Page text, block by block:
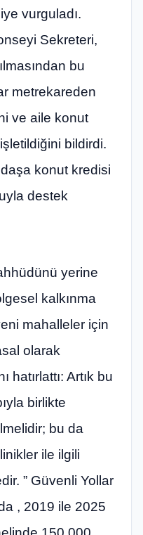
vurguladı.
Sekreteri,
bu
metrekareden
ve aile konut
bildirdi.
konut kredisi
destek
yerine
kalkınma
mahalleler için
olarak
hatırlattı: Artık bu
birlikte
bu da
ile ilgili
” Güvenli Yollar
, 2019 ile 2025